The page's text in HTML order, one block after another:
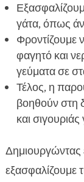
γάτα, όπως
Φροντίζουμε
φαγητό και
γεύματα σε
Τέλος, η
βοηθούν στη
και
Δημιουργώντας
εξασφαλίζουμε